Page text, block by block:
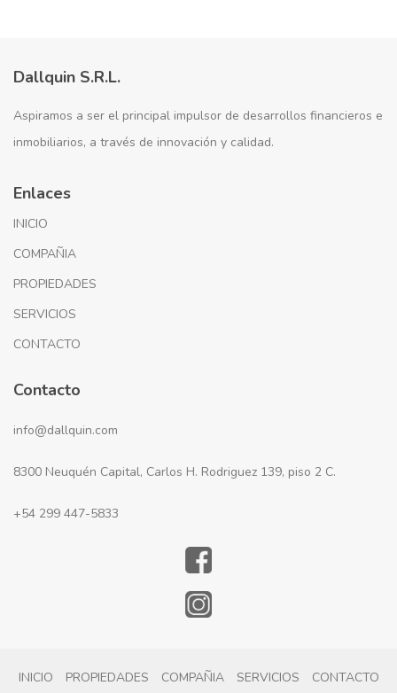
Dallquin S.R.L.
Aspiramos a ser el principal impulsor de desarrollos financieros e
inmobiliarios, a través de innovación y calidad.
Enlaces
INICIO
COMPAÑIA
PROPIEDADES
SERVICIOS
CONTACTO
Contacto
info@dallquin.com
8300 Neuquén Capital, Carlos H. Rodriguez 139, piso 2 C.
+54 299 447-5833
INICIO PROPIEDADES COMPAÑIA SERVICIOS CONTACTO